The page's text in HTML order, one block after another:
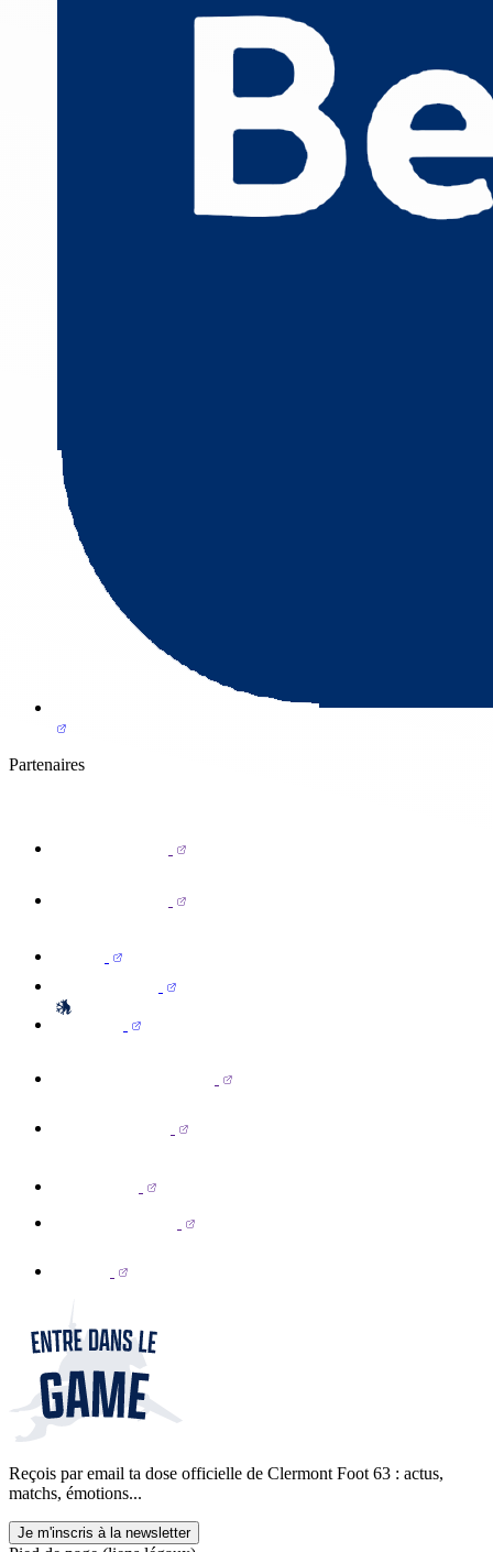
Partenaires
Reçois par email ta dose officielle de Clermont Foot 63 : actus,
matchs, émotions...
Je m'inscris à la newsletter